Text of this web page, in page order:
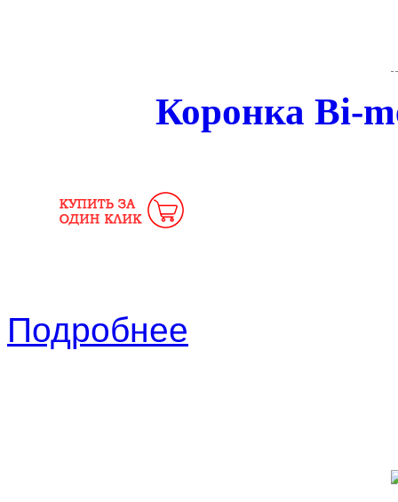
Коронка Bi-
Подробнее